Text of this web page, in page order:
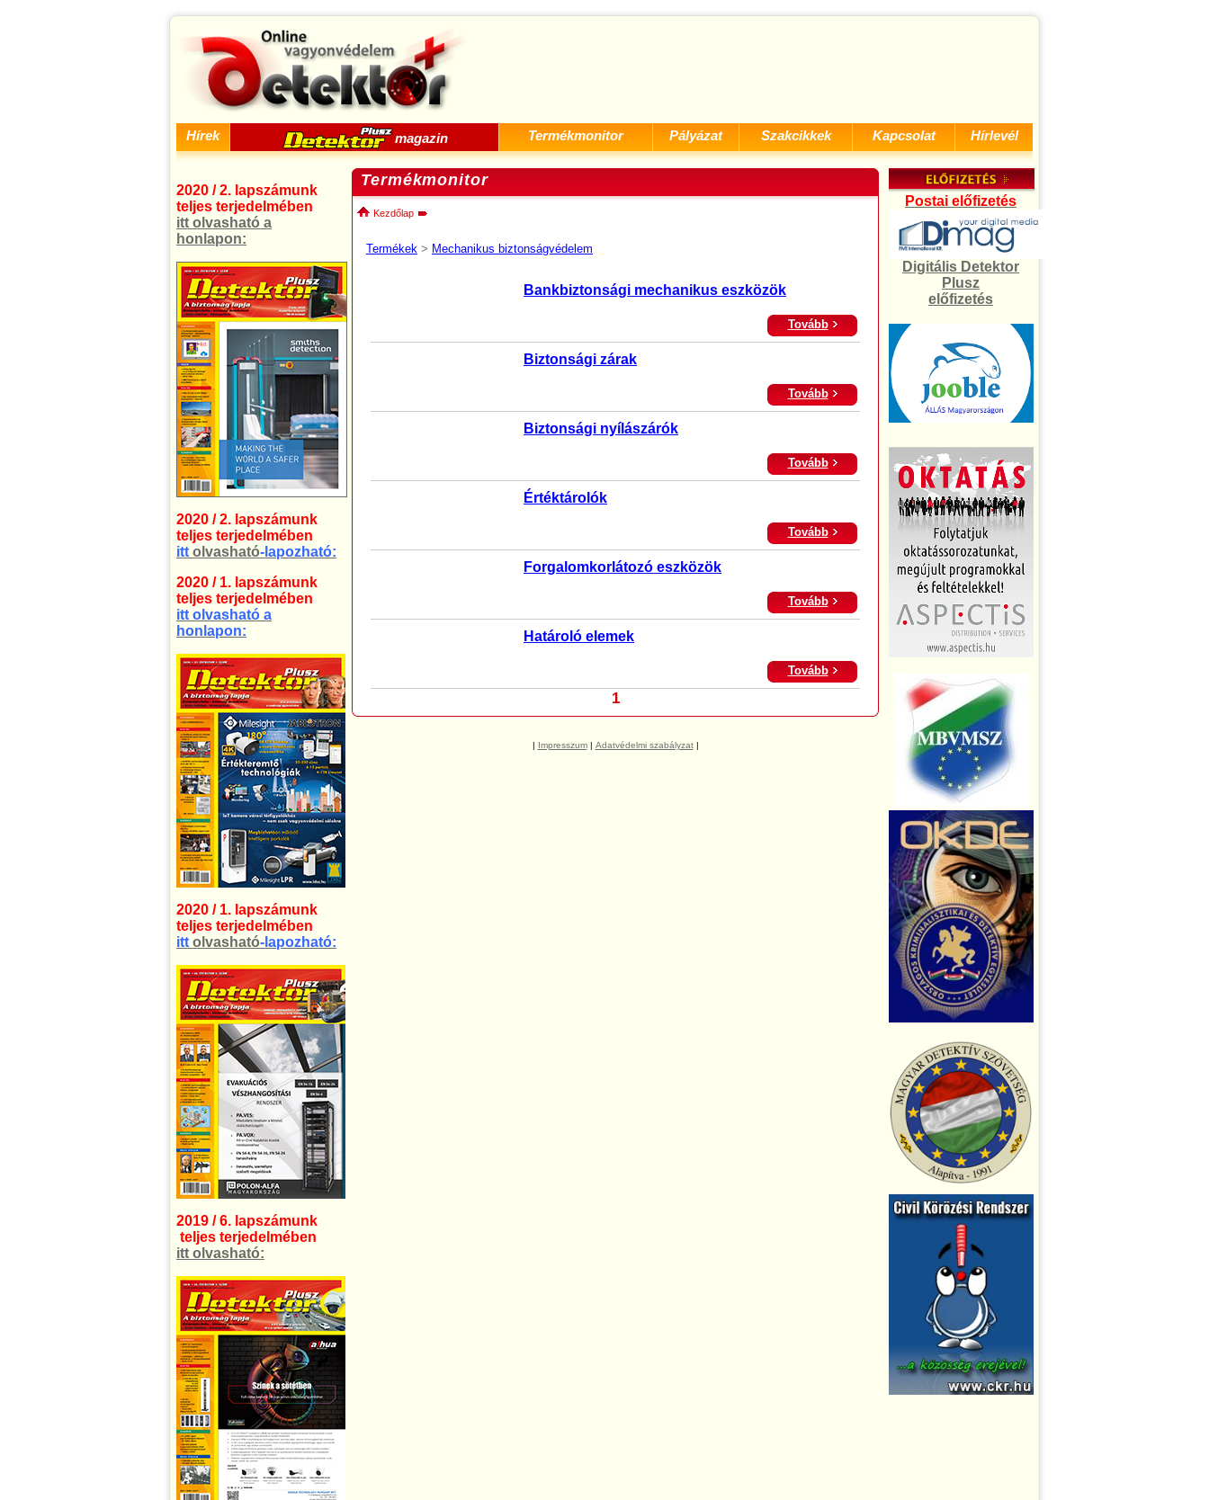
Hírek magazin Termékmonitor Pályázat Szakcikkek Kapcsolat Hírlevél
2020 / 2. lapszámunk
teljes terjedelmében
itt olvasható a
honlapon:
2020 / 2. lapszámunk
teljes terjedelmében
itt olvasható-lapozható:
2020 / 1. lapszámunk
teljes terjedelmében
itt olvasható a
honlapon:
2020 / 1. lapszámunk
teljes terjedelmében
itt olvasható-lapozható:
2019 / 6. lapszámunk
teljes terjedelmében
itt olvasható:
Termékmonitor
Kezdőlap
Termékek > Mechanikus biztonságvédelem
Bankbiztonsági mechanikus eszközök
Tovább
Biztonsági zárak
Tovább
Biztonsági nyílászárók
Tovább
Értéktárolók
Tovább
Forgalomkorlátozó eszközök
Tovább
Határoló elemek
Tovább
1
| Impresszum| Adatvédelmi szabályzat|
Postai előfizetés
Digitális Detektor
Plusz
előfizetés